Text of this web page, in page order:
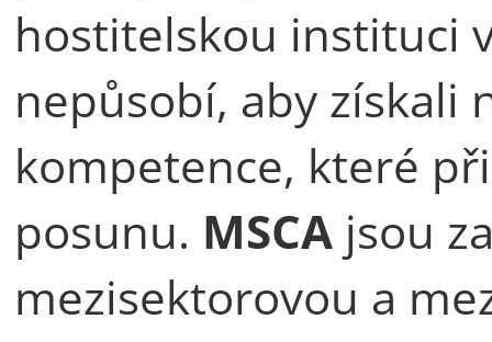
hostitelskou instituci
nepůsobí, aby získali
kompetence, které
posunu. MSCA jsou
mezisektorovou a